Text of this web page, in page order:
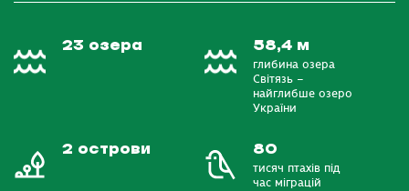
23 озера 58,4 м
глибина озера
Світязь –
найглибше озеро
України
2 острови 80
тисяч птахів під
час міграцій